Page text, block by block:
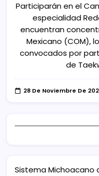
Participarán en el
especialidad
encuentran
Mexicano (COM),
convocados por
de
28 De Noviembre De
Sistema Michoacano